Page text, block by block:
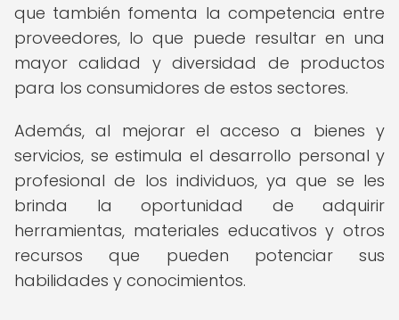
que también fomenta la competencia entre
proveedores, lo que puede resultar en una
mayor calidad y diversidad de productos
para los consumidores de estos sectores.
Además, al mejorar el acceso a bienes y
servicios, se estimula el desarrollo personal y
profesional de los individuos, ya que se les
brinda la oportunidad de adquirir
herramientas, materiales educativos y otros
recursos que pueden potenciar sus
habilidades y conocimientos.